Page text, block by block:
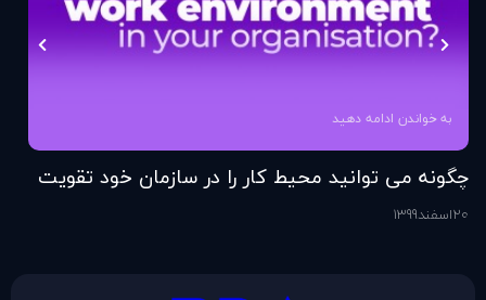
به خواندن ادامه دهید
چگونه می توانید محیط کار را در سازمان خود تقویت
کنید؟
20اسفند1399